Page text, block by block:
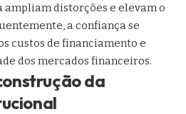
distorções e elevam o
a confiança se
custos de financiamento e
dos mercados financeiros.
da